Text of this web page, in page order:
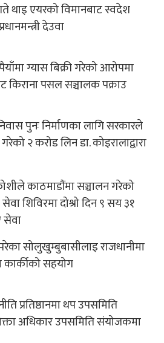
थाइ एयरको विमानबाट स्वदेश
देउवा
ग्यास बिक्री गरेको आरोपमा
किराना पसल सञ्चालक पक्राउ
पुनः निर्माणका लागि सरकारले
२ करोड लिन डा. कोइरालाद्वारा
काठमाडौंमा सञ्चालन गरेको
शिविरमा दोश्रो दिन ९ सय ३१
सेवा
सोलुखुम्बुबासीलाइ राजधानीमा
कार्कीको सहयोग
प्रतिष्ठानमा थप उपसमिति
अधिकार उपसमिति संयोजकमा